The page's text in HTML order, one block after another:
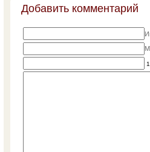
Добавить комментарий